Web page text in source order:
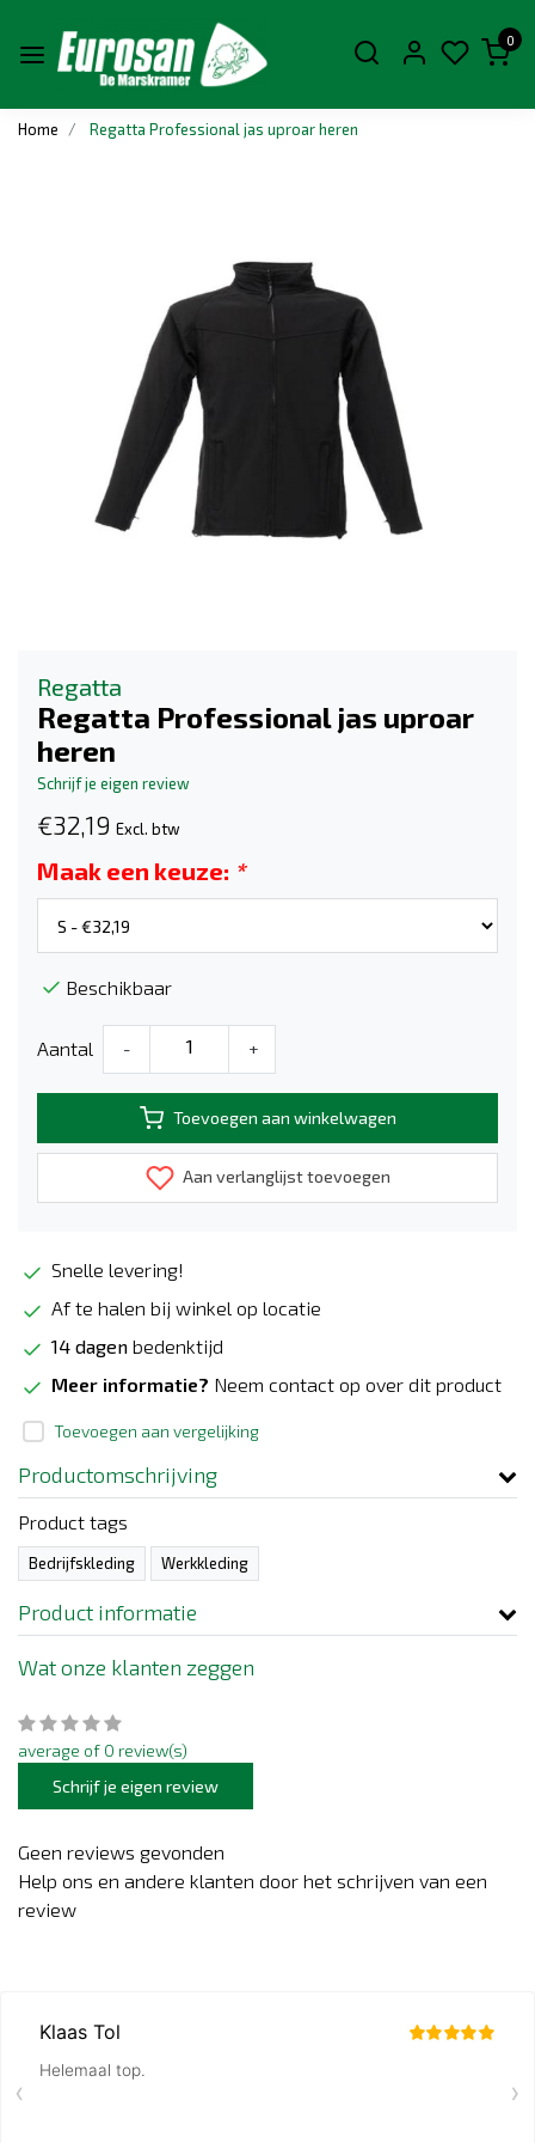
0
Home Regatta Professional jas uproar heren
Regatta
Regatta Professional jas uproar
heren
Schrijf je eigen review
€32,19 Excl. btw
Maak een keuze: *
Beschikbaar
Aantal - +
Toevoegen aan winkelwagen
Aan verlanglijst toevoegen
Snelle levering!
Af te halen bij winkel op locatie
14 dagen bedenktijd
Meer informatie? Neem contact op over dit product
Toevoegen aan vergelijking
Productomschrijving
Product tags
Bedrijfskleding Werkkleding
Product informatie
Wat onze klanten zeggen
average of 0 review(s)
Schrijf je eigen review
Geen reviews gevonden
Help ons en andere klanten door het schrijven van een
review